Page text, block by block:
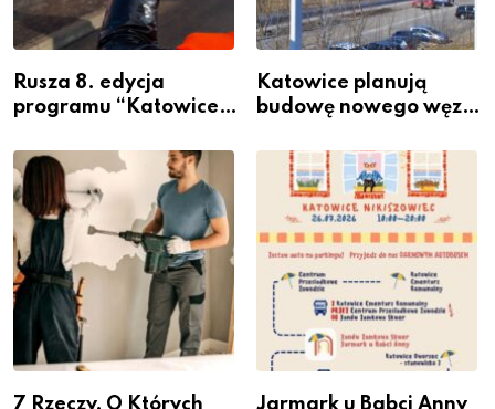
Rusza 8. edycja
programu “Katowice
– nabór dla
przedsiębiorców
Katowice planują
budowę nowego węzła
Podlesiu
7 Rzeczy, O Których
Jarmark u Babci Anny